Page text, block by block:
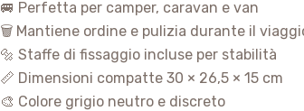
🚐 Perfetta per camper, caravan e van
🗑️ Mantiene ordine e pulizia durante il
🔩 Staffe di fissaggio incluse per stabilità
📏 Dimensioni compatte 30 × 26,5 × 15 cm
🎨 Colore grigio neutro e discreto